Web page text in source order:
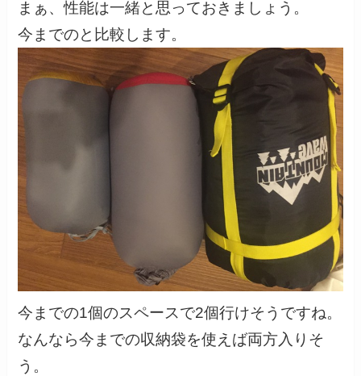
まぁ、性能は一緒と思っておきましょう。
今までのと比較します。
今までの1個のスペースで2個行けそうですね。
なんなら今までの収納袋を使えば両方入りそ
う。